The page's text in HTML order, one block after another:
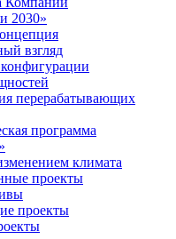
2030»
взгляд
перерабатывающих
программа
климата
проекты
проекты